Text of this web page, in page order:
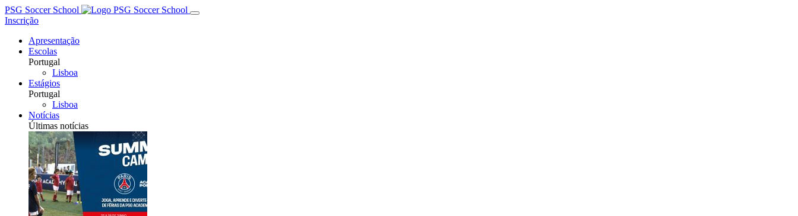
PSG Soccer School
Inscrição
Apresentação
Escolas
Portugal
Lisboa
Estágios
Portugal
Lisboa
Notícias
Últimas notícias